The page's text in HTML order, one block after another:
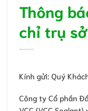
Thông
chỉ trụ
Kính gửi: Quý
Công ty Cổ phần